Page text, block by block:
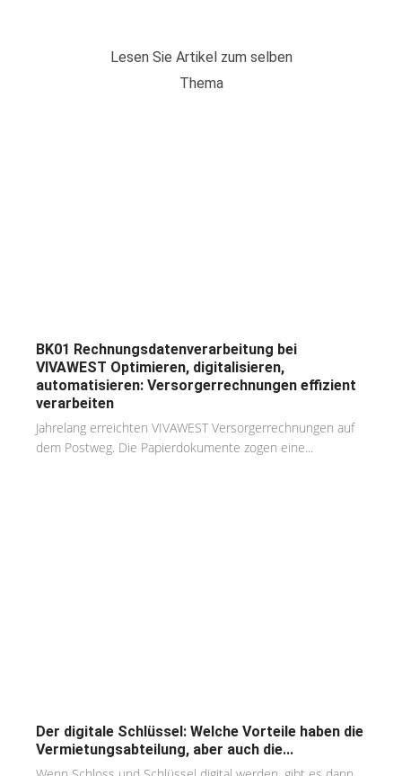
Lesen Sie Artikel zum selben
Thema
BK01 Rechnungsdatenverarbeitung bei
VIVAWEST Optimieren, digitalisieren,
automatisieren: Versorgerrechnungen effizient
verarbeiten
Jahrelang erreichten VIVAWEST Versorgerrechnungen auf
dem Postweg. Die Papierdokumente zogen eine...
Der digitale Schlüssel: Welche Vorteile haben die
Vermietungsabteilung, aber auch die...